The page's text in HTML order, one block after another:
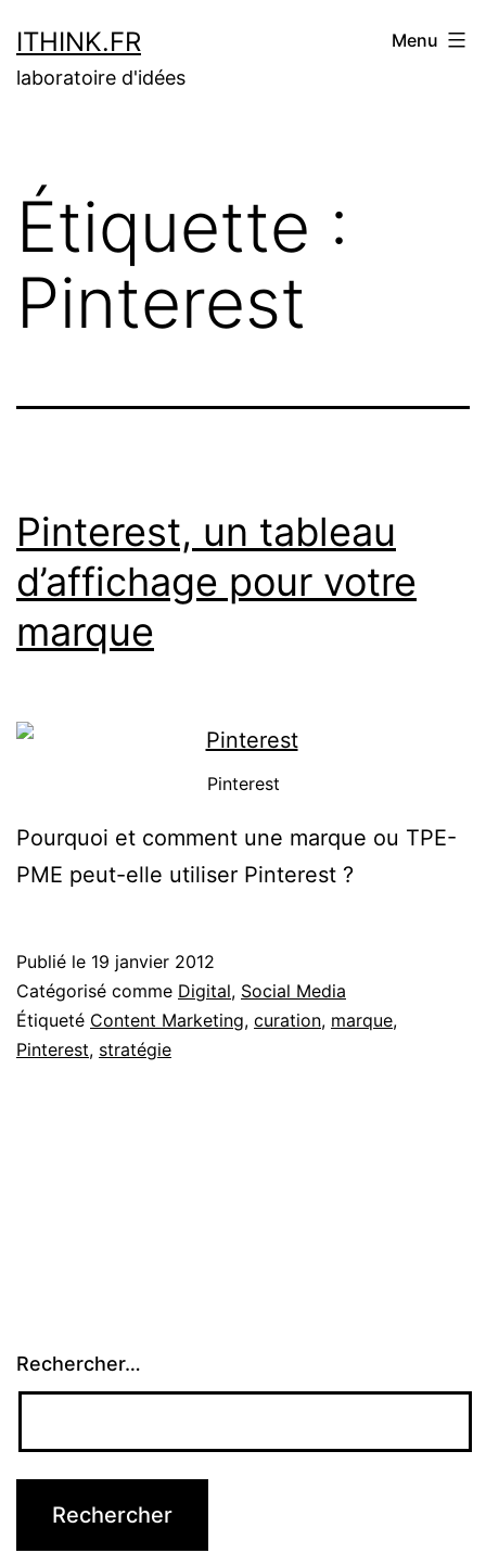
au
contenu
ITHINK.FR
laboratoire d'idées
Menu
Étiquette :
Pinterest
Pinterest, un tableau
d’affichage pour votre
marque
Pinterest
Pourquoi et comment une marque ou TPE-
PME peut-elle utiliser Pinterest ?
Publié le 19 janvier 2012
Catégorisé comme Digital, Social Media
Étiqueté Content Marketing, curation, marque,
Pinterest, stratégie
Rechercher…